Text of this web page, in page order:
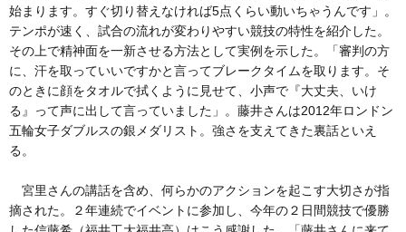
始まります。すぐ切り替えなければ5点くらい動いちゃうんです」。
テンポが速く、試合の流れが変わりやすい競技の特性を紹介した。
その上で精神面を一新させる方法として実例を示した。「審判の方
に、汗を取っていいですかと言ってブレークタイムを取ります。そ
のときに顔をタオルで拭くように見せて、小声で『大丈夫、いけ
る』って声に出して言っていました」。藤井さんは2012年ロンドン
五輪女子ダブルスの銀メダリスト。強さを支えてきた裏話といえ
る。
宮里さんの講話を含め、何らかのアクションを起こす大切さが指
摘された。２年連続でイベントに参加し、今年の２日間競技で優勝